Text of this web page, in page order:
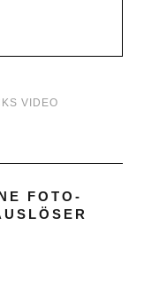
VIDEO
FOTO-